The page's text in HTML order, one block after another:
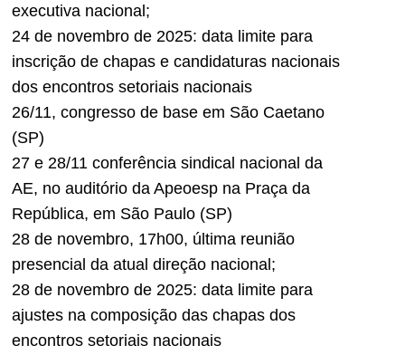
executiva nacional;
24 de novembro de 2025: data limite para
inscrição de chapas e candidaturas nacionais
dos encontros setoriais nacionais
26/11, congresso de base em São Caetano
(SP)
27 e 28/11 conferência sindical nacional da
AE, no auditório da Apeoesp na Praça da
República, em São Paulo (SP)
28 de novembro, 17h00, última reunião
presencial da atual direção nacional;
28 de novembro de 2025: data limite para
ajustes na composição das chapas dos
encontros setoriais nacionais